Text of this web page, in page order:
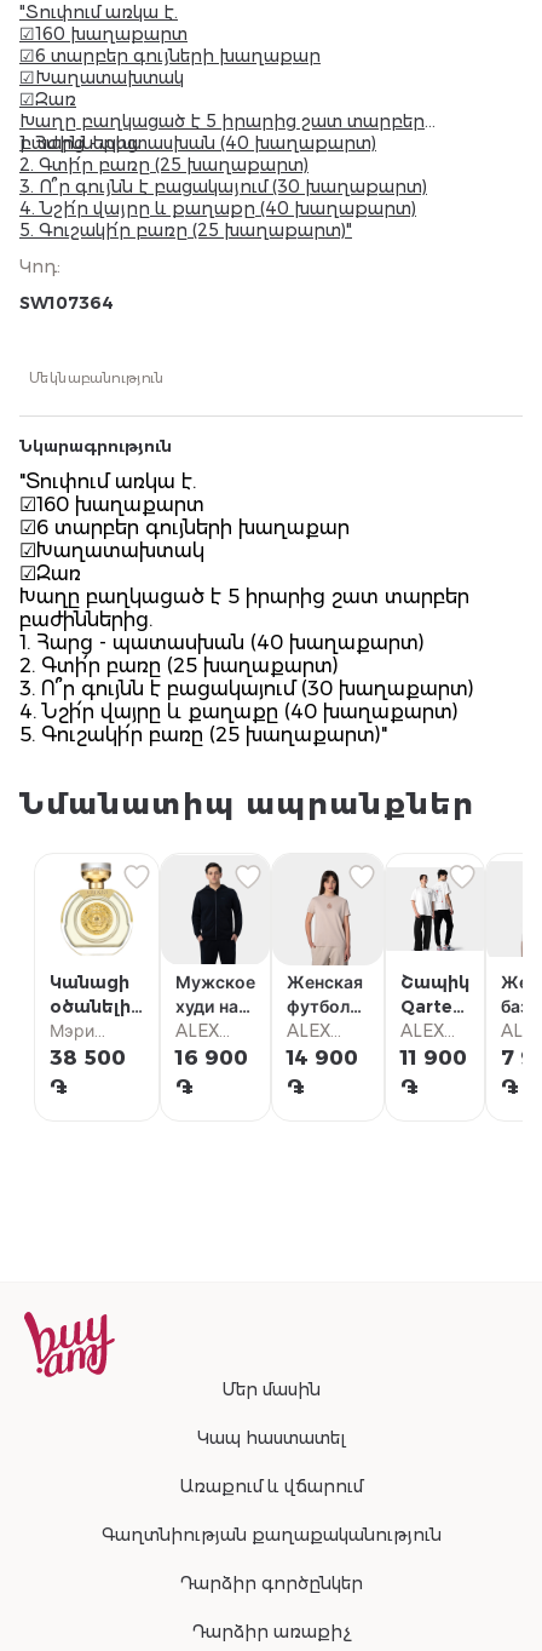
"Տուփում առկա է.
☑160 խաղաքարտ
☑6 տարբեր գույների խաղաքար
☑Խաղատախտակ
☑Զառ
Խաղը բաղկացած է 5 իրարից շատ տարբեր
բաժիններից.
1. Հարց - պատասխան (40 խաղաքարտ)
2. Գտի՛ր բառը (25 խաղաքարտ)
3. Ո՞ր գույնն է բացակայում (30 խաղաքարտ)
4. Նշի՛ր վայրը և քաղաքը (40 խաղաքարտ)
5. Գուշակի՛ր բառը (25 խաղաքարտ)"
Կոդ:
SW107364
Մեկնաբանություն
Նկարագրություն
"Տուփում առկա է.
☑160 խաղաքարտ
☑6 տարբեր գույների խաղաքար
☑Խաղատախտակ
☑Զառ
Խաղը բաղկացած է 5 իրարից շատ տարբեր
բաժիններից.
1. Հարց - պատասխան (40 խաղաքարտ)
2. Գտի՛ր բառը (25 խաղաքարտ)
3. Ո՞ր գույնն է բացակայում (30 խաղաքարտ)
4. Նշի՛ր վայրը և քաղաքը (40 խաղաքարտ)
5. Գուշակի՛ր բառը (25 խաղաքարտ)"
Նմանատիպ ապրանքներ
Կանացի
օծանելիք
Guess
Bella Vita
Eau De
Мэри
Парфюм
38 500
֏
Мужское
худи на
молнии
ALEX
YVN
16 900
֏
Женская
футболка
Ararat
Golf
Club,
ALEX
YVN
14 900
֏
Շապիկ
Qartez
Unisex
ALEX
YVN
11 900
֏
YVN
7
֏
Մեր մասին
Կապ հաստատել
Առաքում և վճարում
Գաղտնիության քաղաքականություն
Դարձիր գործընկեր
Դարձիր առաքիչ